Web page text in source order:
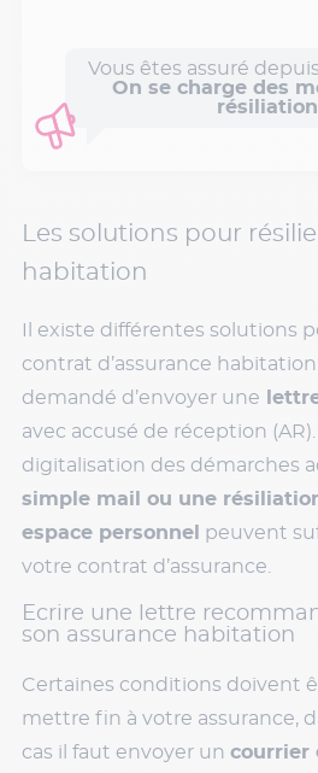
Vous êtes assuré
On se charge des
Les solutions pour
habitation
Il existe différentes solutions
contrat d’assurance
demandé d’envoyer une
avec accusé de réception
digitalisation des démarches
simple mail ou une
espace personnel
peuvent
votre contrat d’assurance.
Ecrire une lettre
son assurance habitation
Certaines conditions doivent
mettre fin à votre assurance,
cas il faut envoyer un courrier